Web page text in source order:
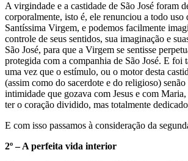
A virgindade e a castidade de São José foram
corporalmente, isto é, ele renunciou a todo uso
Santíssima Virgem, e podemos facilmente
controle de seus sentidos, sua imaginação e
São José, para que a Virgem se sentisse
protegida com a companhia de São José. E foi
uma vez que o estímulo, ou o motor desta
(assim como do sacerdote e do religioso) senão
intimidade que gozava com Jesus e com
ter o coração dividido, mas totalmente
E com isso passamos à consideração da
2º – A perfeita vida interior